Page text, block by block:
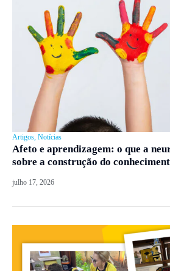
Artigos, Notícias
Afeto e aprendizagem: o que a
sobre a construção do
julho 17, 2026